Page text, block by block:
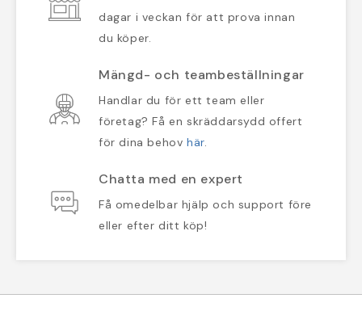
dagar i veckan för att prova innan
du köper.
Mängd- och teambeställningar
Handlar du för ett team eller
företag? Få en skräddarsydd offert
för dina behov här.
Chatta med en expert
Få omedelbar hjälp och support före
eller efter ditt köp!